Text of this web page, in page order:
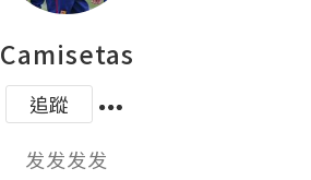
Camisetas
追蹤
发发发发